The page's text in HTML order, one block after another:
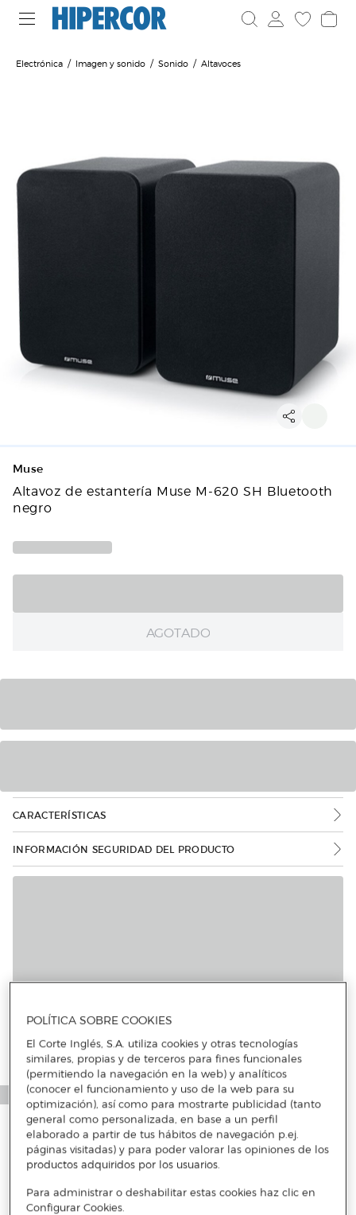
Electrónica Imagen y sonido Sonido Altavoces
Muse
Altavoz de estantería Muse M-620 SH Bluetooth
negro
AGOTADO
CARACTERÍSTICAS
INFORMACIÓN SEGURIDAD DEL PRODUCTO
Más info
POLÍTICA SOBRE COOKIES
El Corte Inglés, S.A. utiliza cookies y otras tecnologías
similares, propias y de terceros para fines funcionales
(permitiendo la navegación en la web) y analíticos
(conocer el funcionamiento y uso de la web para su
optimización), así como para mostrarte publicidad (tanto
general como personalizada, en base a un perfil
elaborado a partir de tus hábitos de navegación p.ej.
páginas visitadas) y para poder valorar las opiniones de los
productos adquiridos por los usuarios.
Para administrar o deshabilitar estas cookies haz clic en
Configurar Cookies.